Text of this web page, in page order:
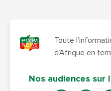
Toute
d’Afrique en
Nos audiences sur